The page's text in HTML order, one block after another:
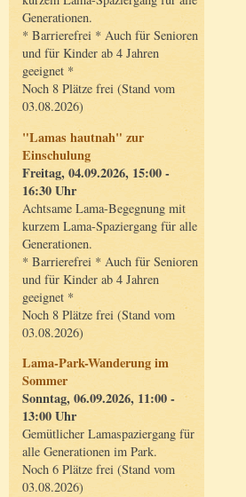
Generationen.
* Barrierefrei * Auch für Senioren
und für Kinder ab 4 Jahren
geeignet *
Noch 8 Plätze frei (Stand vom
03.08.2026)
"Lamas hautnah" zur
Einschulung
Freitag, 04.09.2026, 15:00 -
16:30 Uhr
Achtsame Lama-Begegnung mit
kurzem Lama-Spaziergang für alle
Generationen.
* Barrierefrei * Auch für Senioren
und für Kinder ab 4 Jahren
geeignet *
Noch 8 Plätze frei (Stand vom
03.08.2026)
Lama-Park-Wanderung im
Sommer
Sonntag, 06.09.2026, 11:00 -
13:00 Uhr
Gemütlicher Lamaspaziergang für
alle Generationen im Park.
Noch 6 Plätze frei (Stand vom
03.08.2026)